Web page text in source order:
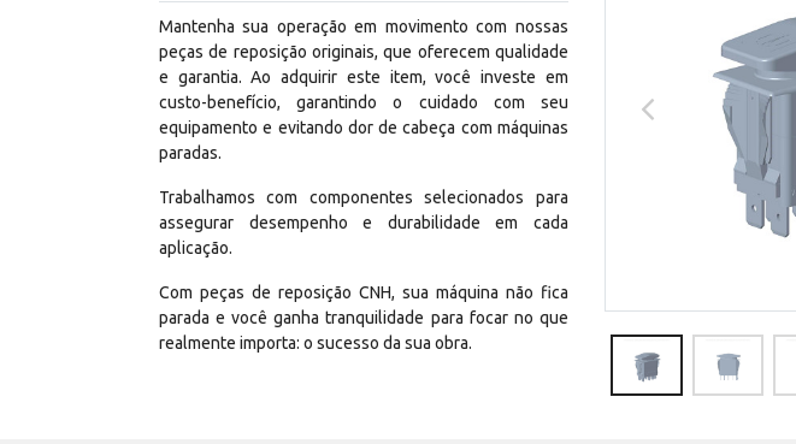
Mantenha sua operação em movimento com nossas
peças de reposição originais, que oferecem qualidade
e garantia. Ao adquirir este item, você investe em
custo-benefício, garantindo o cuidado com seu
equipamento e evitando dor de cabeça com máquinas
paradas.
Trabalhamos com componentes selecionados para
assegurar desempenho e durabilidade em cada
aplicação.
Com peças de reposição CNH, sua máquina não fica
parada e você ganha tranquilidade para focar no que
realmente importa: o sucesso da sua obra.